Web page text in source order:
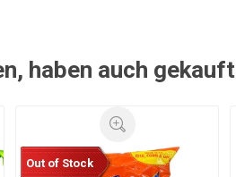
haben auch gekauft
Out of Stock